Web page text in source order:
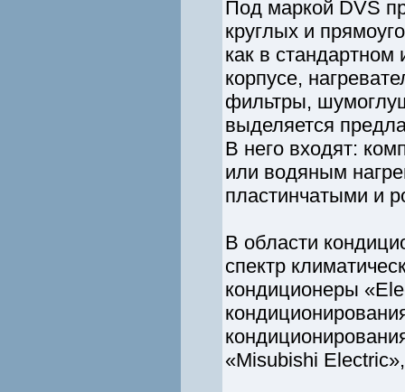
Под маркой DVS
круглых и
как в
корпусе,
фильтры,
выделяется
В него входят:
или водяным
пластинчатыми и
В области
спектр
кондиционеры
«Misubishi